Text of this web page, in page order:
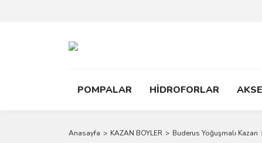
POMPALAR HİDROFORLAR
Anasayfa KAZAN BOYLER Buderus Yoğuşmalı Kazan